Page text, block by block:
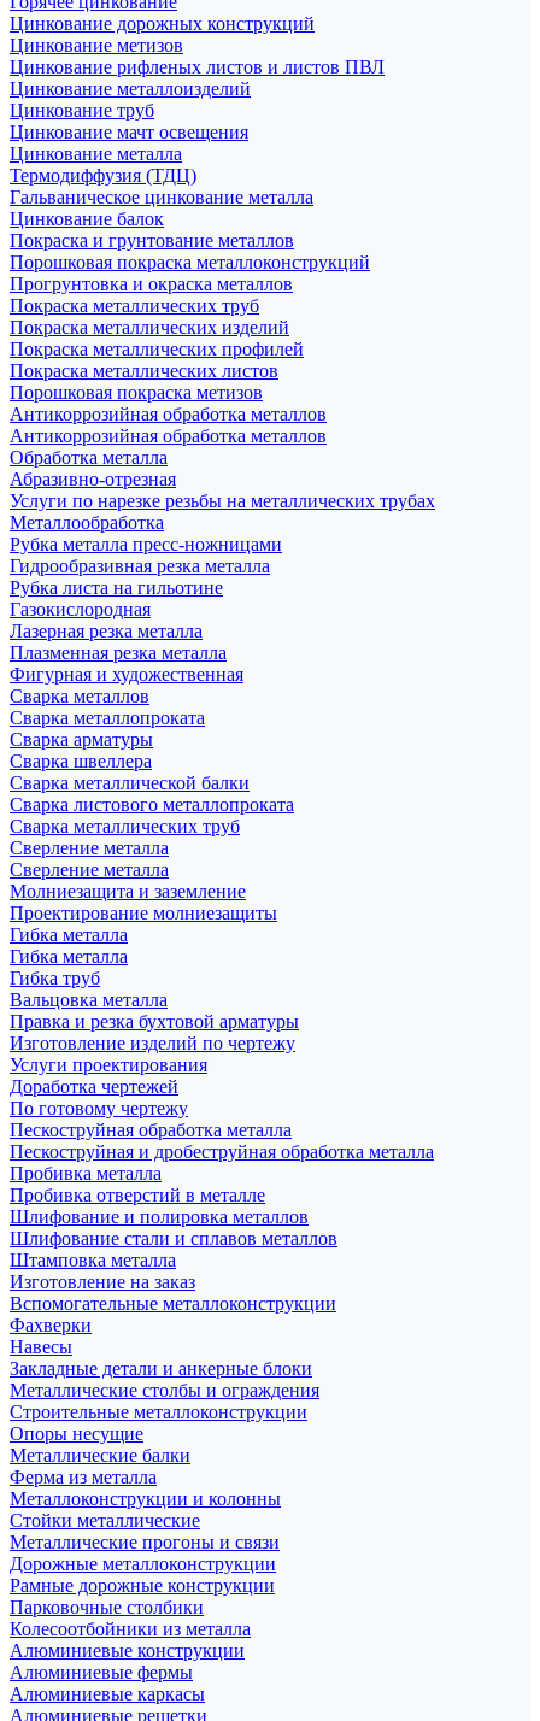
Цинкование дорожных конструкций
Цинкование метизов
Цинкование рифленых листов и листов ПВЛ
Цинкование металлоизделий
Цинкование труб
Цинкование мачт освещения
Цинкование металла
Термодиффузия (ТДЦ)
Гальваническое цинкование металла
Цинкование балок
Покраска и грунтование металлов
Порошковая покраска металлоконструкций
Прогрунтовка и окраска металлов
Покраска металлических труб
Покраска металлических изделий
Покраска металлических профилей
Покраска металлических листов
Порошковая покраска метизов
Антикоррозийная обработка металлов
Антикоррозийная обработка металлов
Обработка металла
Абразивно-отрезная
Услуги по нарезке резьбы на металлических трубах
Металлообработка
Рубка металла пресс-ножницами
Гидрообразивная резка металла
Рубка листа на гильотине
Газокислородная
Лазерная резка металла
Плазменная резка металла
Фигурная и художественная
Сварка металлов
Сварка металлопроката
Сварка арматуры
Сварка швеллера
Сварка металлической балки
Сварка листового металлопроката
Сварка металлических труб
Сверление металла
Сверление металла
Молниезащита и заземление
Проектирование молниезащиты
Гибка металла
Гибка металла
Гибка труб
Вальцовка металла
Правка и резка бухтовой арматуры
Изготовление изделий по чертежу
Услуги проектирования
Доработка чертежей
По готовому чертежу
Пескоструйная обработка металла
Пескоструйная и дробеструйная обработка металла
Пробивка металла
Пробивка отверстий в металле
Шлифование и полировка металлов
Шлифование стали и сплавов металлов
Штамповка металла
Изготовление на заказ
Вспомогательные металлоконструкции
Фахверки
Навесы
Закладные детали и анкерные блоки
Металлические столбы и ограждения
Строительные металлоконструкции
Опоры несущие
Металлические балки
Ферма из металла
Металлоконструкции и колонны
Стойки металлические
Металлические прогоны и связи
Дорожные металлоконструкции
Рамные дорожные конструкции
Парковочные столбики
Колесоотбойники из металла
Алюминиевые конструкции
Алюминиевые фермы
Алюминиевые каркасы
Алюминиевые решетки